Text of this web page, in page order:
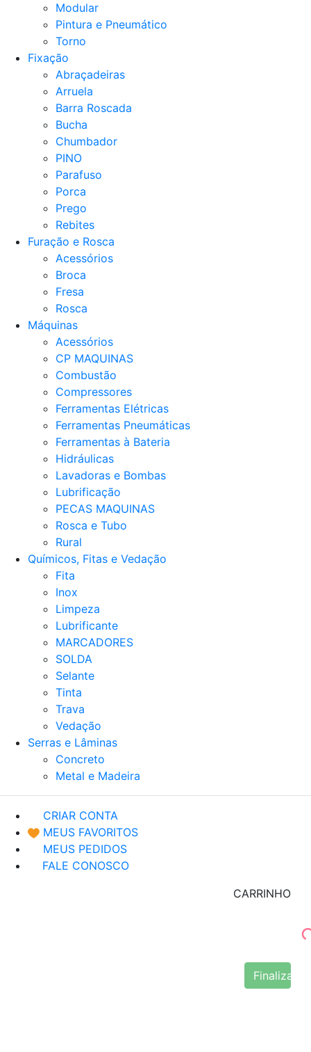
Modular
Pintura e Pneumático
Torno
Fixação
Abraçadeiras
Arruela
Barra Roscada
Bucha
Chumbador
PINO
Parafuso
Porca
Prego
Rebites
Furação e Rosca
Acessórios
Broca
Fresa
Rosca
Máquinas
Acessórios
CP MAQUINAS
Combustão
Compressores
Ferramentas Elétricas
Ferramentas Pneumáticas
Ferramentas à Bateria
Hidráulicas
Lavadoras e Bombas
Lubrificação
PECAS MAQUINAS
Rosca e Tubo
Rural
Químicos, Fitas e Vedação
Fita
Inox
Limpeza
Lubrificante
MARCADORES
SOLDA
Selante
Tinta
Trava
Vedação
Serras e Lâminas
Concreto
Metal e Madeira
CRIAR CONTA
MEUS FAVORITOS
MEUS PEDIDOS
FALE CONOSCO
CARRINHO
Finalizar